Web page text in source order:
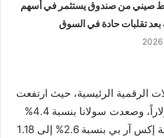
صيني من صندوق يستثمر في أسهم
بعد تقلبات حادة في السوق
الرقمية الرئيسية، حيث ارتفعت
إيثر بنسبة 2.4% إلى 1715.77 دولاراً، وصعدت سولانا بنسبة 4.4%
إلى 71.21 دولاراً، بينما زادت عملة إكس آر بي بنسبة 2.6% إلى 1.18